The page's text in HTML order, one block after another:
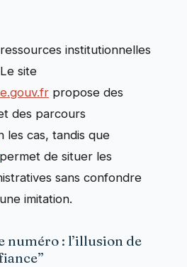
institutionnelles
site
propose des
des parcours
les cas, tandis que
permet de situer les
sans confondre
imitation.
numéro : l’illusion de